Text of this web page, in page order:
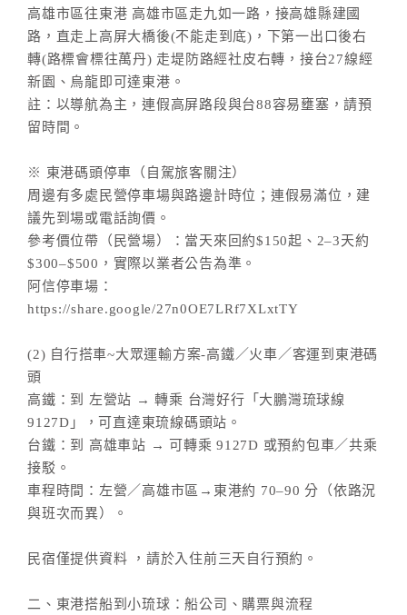
高雄市區往東港 高雄市區走九如一路，接高雄縣建國
路，直走上高屏大橋後(不能走到底)，下第一出口後右
轉(路標會標往萬丹) 走堤防路經社皮右轉，接台27線經
新園、烏龍即可達東港。
註：以導航為主，連假高屏路段與台88容易壅塞，請預
留時間。
※ 東港碼頭停車（自駕旅客關注）
周邊有多處民營停車場與路邊計時位；連假易滿位，建
議先到場或電話詢價。
參考價位帶（民營場）：當天來回約$150起、2–3天約
$300–$500，實際以業者公告為準。
阿信停車場：
https://share.google/27n0OE7LRf7XLxtTY
(2) 自行搭車~大眾運輸方案-高鐵／火車／客運到東港碼
頭
高鐵：到 左營站 → 轉乘 台灣好行「大鵬灣琉球線
9127D」，可直達東琉線碼頭站。
台鐵：到 高雄車站 → 可轉乘 9127D 或預約包車／共乘
接駁。
車程時間：左營／高雄市區→東港約 70–90 分（依路況
與班次而異）。
民宿僅提供資料 ，請於入住前三天自行預約。
二、東港搭船到小琉球：船公司、購票與流程